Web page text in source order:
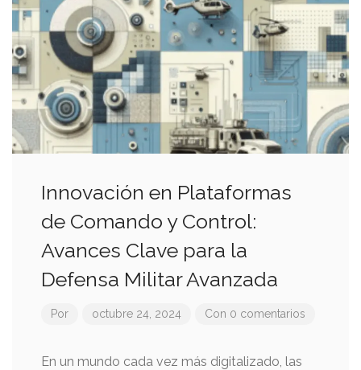
Innovación en Plataformas
de Comando y Control:
Avances Clave para la
Defensa Militar Avanzada
Por octubre 24, 2024 Con 0 comentarios
En un mundo cada vez más digitalizado, las